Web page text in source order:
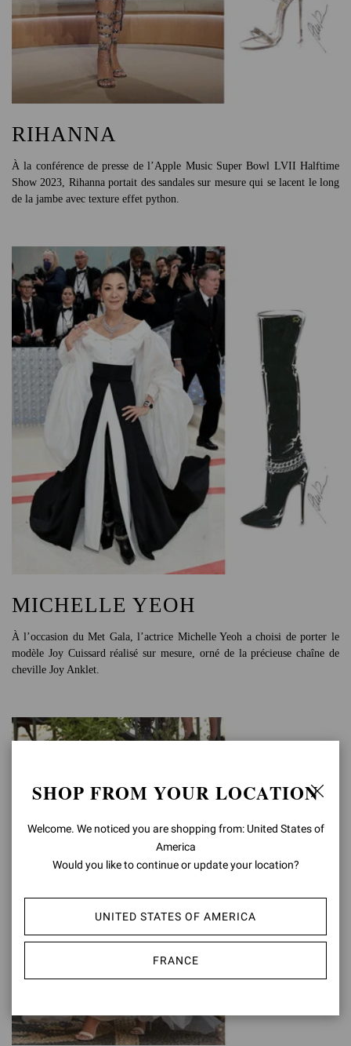
RIHANNA
À la conférence de presse de l’Apple Music Super Bowl LVII Halftime
Show 2023, Rihanna portait des sandales sur mesure qui se lacent le long
de la jambe avec texture effet python.
MICHELLE YEOH
À l’occasion du Met Gala, l’actrice Michelle Yeoh a choisi de porter le
modèle Joy Cuissard réalisé sur mesure, orné de la précieuse chaîne de
cheville Joy Anklet.
SHOP FROM YOUR LOCATION
Welcome. We noticed you are shopping from: United States of
America
Would you like to continue or update your location?
UNITED STATES OF AMERICA
FRANCE